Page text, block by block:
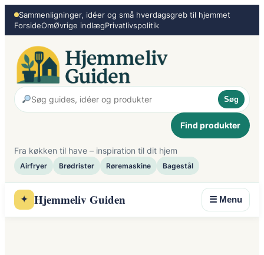
Spring
Sammenligninger, idéer og små hverdagsgreb til hjemmet
ForsideOmØvrige indlægPrivatlivspolitik
Søg
Find produkter
Fra køkken til have – inspiration til dit hjem
Airfryer Brødrister Røremaskine Bagestål
✦ Hjemmeliv Guiden ☰ Menu